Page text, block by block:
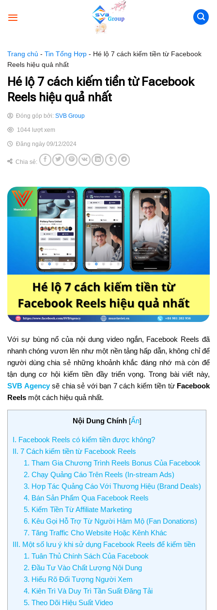
Trang chủ - Tin Tổng Hợp - Hé lộ 7 cách kiếm tiền từ Facebook
Reels hiệu quả nhất
Hé lộ 7 cách kiếm tiền từ Facebook
Reels hiệu quả nhất
Đóng góp bởi: SVB Group
1044 lượt xem
Đăng ngày 09/12/2024
Chia sẻ:
Với sự bùng nổ của nội dung video ngắn, Facebook Reels đã
nhanh chóng vươn lên như một nền tảng hấp dẫn, không chỉ để
người dùng chia sẻ những khoảnh khắc đáng nhớ mà còn để
tận dụng cơ hội kiếm tiền đầy triển vọng. Trong bài viết này,
SVB Agencysẽ chia sẻ với bạn 7 cách kiếm tiền từ Facebook
Reels một cách hiệu quả nhất.
Nội Dung Chính [Ẩn]
I. Facebook Reels có kiếm tiền được không?
II. 7 Cách kiếm tiền từ Facebook Reels
1. Tham Gia Chương Trình Reels Bonus Của Facebook
2. Chạy Quảng Cáo Trên Reels (In-stream Ads)
3. Hợp Tác Quảng Cáo Với Thương Hiệu (Brand Deals)
4. Bán Sản Phẩm Qua Facebook Reels
5. Kiếm Tiền Từ Affiliate Marketing
6. Kêu Gọi Hỗ Trợ Từ Người Hâm Mộ (Fan Donations)
7. Tăng Traffic Cho Website Hoặc Kênh Khác
III. Một số lưu ý khi sử dụng Facebook Reels để kiếm tiền
1. Tuân Thủ Chính Sách Của Facebook
2. Đầu Tư Vào Chất Lượng Nội Dung
3. Hiểu Rõ Đối Tượng Người Xem
4. Kiên Trì Và Duy Trì Tần Suất Đăng Tải
5. Theo Dõi Hiệu Suất Video